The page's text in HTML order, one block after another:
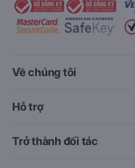
Về chúng tôi
Hỗ trợ
Trở thành đối tác